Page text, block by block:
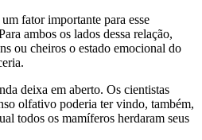
fator importante para esse
ambos os lados dessa relação,
ou cheiros o estado emocional do
deixa em aberto. Os cientistas
olfativo poderia ter vindo, também,
todos os mamíferos herdaram seus